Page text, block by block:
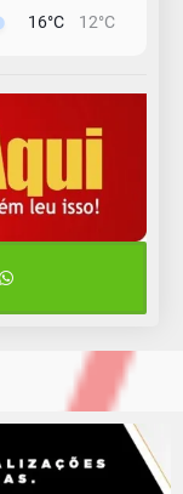
16°C 12°C
13°C 11°C